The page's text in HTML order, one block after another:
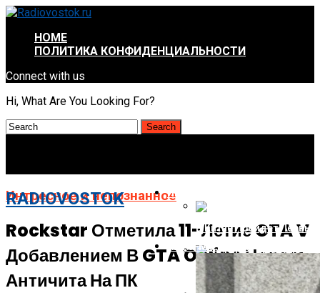
HOME
ПОЛИТИКА КОНФИДЕНЦИАЛЬНОСТИ
Connect with us
Hi, What Are You Looking For?
RADIOVOSTOK ИНТРЕСНОЕ И НЕПОЗНАННОЕ
В Китае Пройдёт
Energizer Выходит На
АВТО-МОТО
Интресное и непознанное
Rockstar Отметила 11-Летие GTA V
Добавлением В GTA Online Нового
Античита На ПК